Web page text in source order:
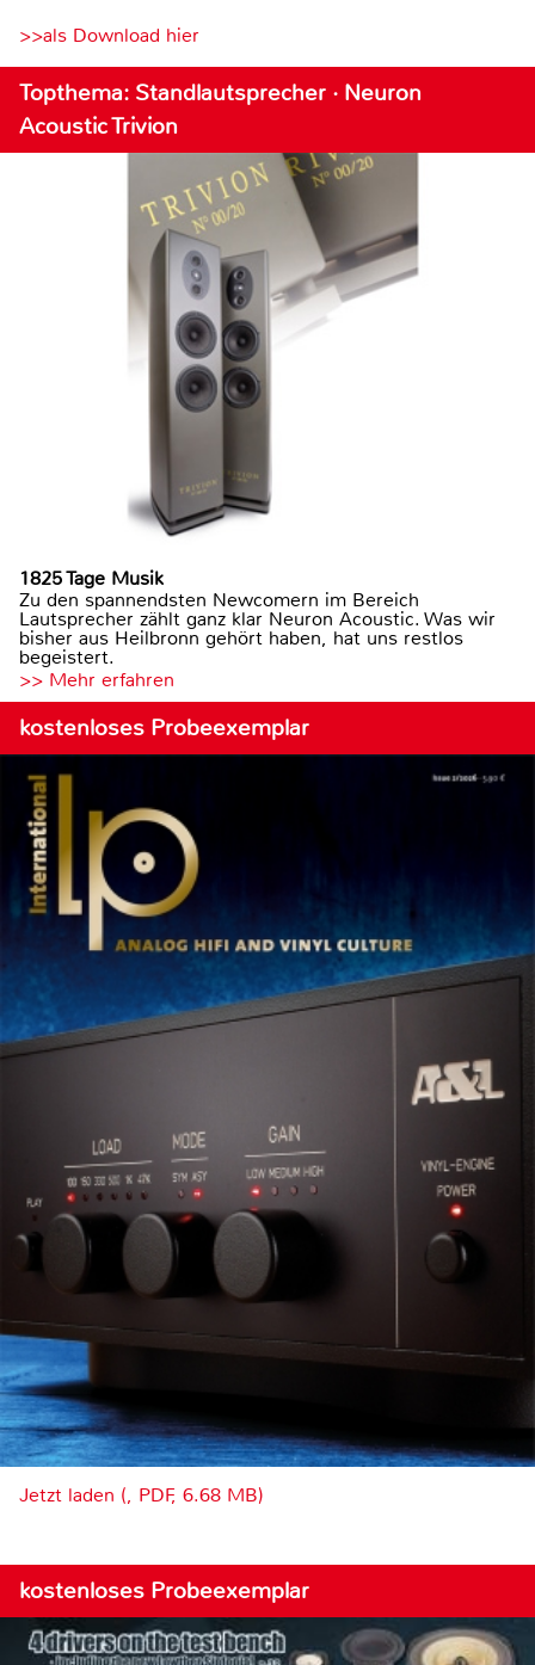
>>als Download hier
Topthema: Standlautsprecher · Neuron
Acoustic Trivion
1825 Tage Musik
Zu den spannendsten Newcomern im Bereich
Lautsprecher zählt ganz klar Neuron Acoustic. Was wir
bisher aus Heilbronn gehört haben, hat uns restlos
begeistert.
>> Mehr erfahren
kostenloses Probeexemplar
Jetzt laden (, PDF, 6.68 MB)
kostenloses Probeexemplar